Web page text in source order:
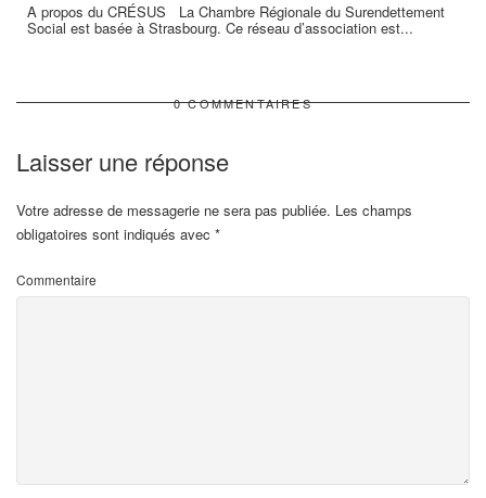
A propos du CRÉSUS La Chambre Régionale du Surendettement
Social est basée à Strasbourg. Ce réseau d’association est...
0 COMMENTAIRES
Laisser une réponse
Votre adresse de messagerie ne sera pas publiée. Les champs
obligatoires sont indiqués avec *
Commentaire